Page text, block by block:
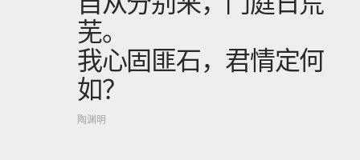
芜。
我心固匪石，君情定何
如？
陶渊明